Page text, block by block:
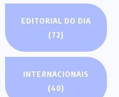
EDITORIAL DO DIA
(72)
INTERNACIONAIS
(40)